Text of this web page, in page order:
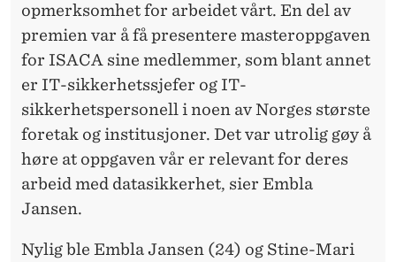
opmerksomhet for arbeidet vårt. En del av
premien var å få presentere masteroppgaven
for ISACA sine medlemmer, som blant annet
er IT-sikkerhetssjefer og IT-
sikkerhetspersonell i noen av Norges største
foretak og institusjoner. Det var utrolig gøy å
høre at oppgaven vår er relevant for deres
arbeid med datasikkerhet, sier Embla
Jansen.
Nylig ble Embla Jansen (24) og Stine-Mari